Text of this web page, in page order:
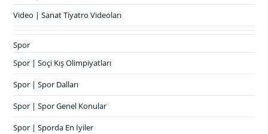
Video | Sanat Tiyatro Videoları
Spor
Spor | Soçi Kış Olimpiyatları
Spor | Spor Dalları
Spor | Spor Genel Konular
Spor | Sporda En İyiler